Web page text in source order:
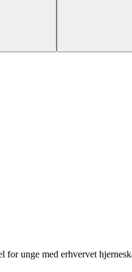
for unge med erhvervet